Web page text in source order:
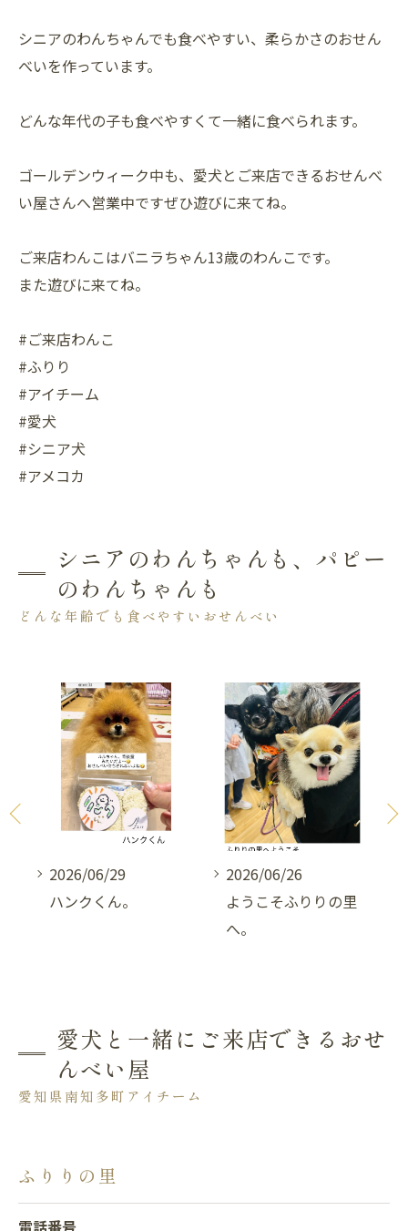
シニアのわんちゃんでも食べやすい、柔らかさのおせん
べいを作っています。
どんな年代の子も食べやすくて一緒に食べられます。
ゴールデンウィーク中も、愛犬とご来店できるおせんべ
い屋さんへ営業中ですぜひ遊びに来てね。
ご来店わんこはバニラちゃん13歳のわんこです。
また遊びに来てね。
#ご来店わんこ
#ふりり
#アイチーム
#愛犬
#シニア犬
#アメコカ
シニアのわんちゃんも、パピー
のわんちゃんも
どんな年齢でも食べやすいおせんべい
2026/06/29
ハンクくん。
2026/06/26
ようこそふりりの里
へ。
愛犬と一緒にご来店できるおせ
んべい屋
愛知県南知多町アイチーム
ふりりの里